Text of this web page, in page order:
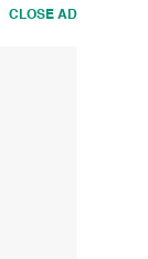
CLOSE AD